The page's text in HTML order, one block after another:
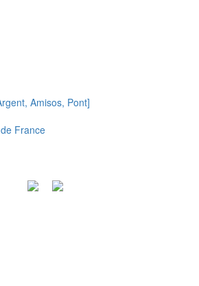
Amisos, Pont]
France